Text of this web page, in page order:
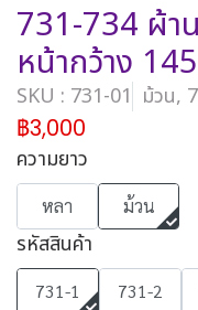
731-734 ผ้า
หน้ากว้าง
SKU : 731-01 ม้วน,
฿3,000
ความยาว
หลา ม้วน
รหัสสินค้า
731-1 731-2